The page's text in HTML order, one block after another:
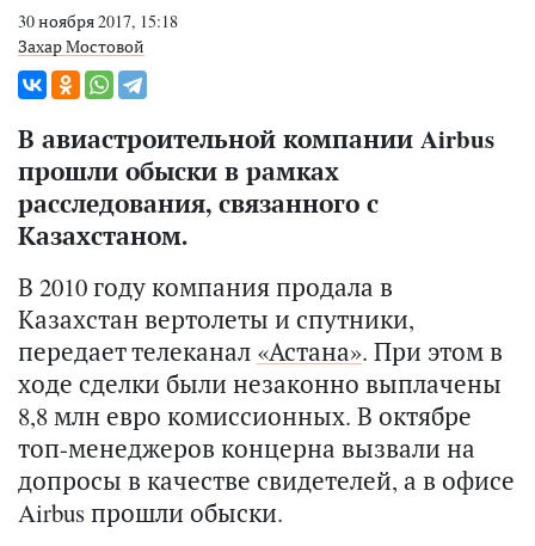
30 ноября 2017, 15:18
Захар Мостовой
В авиастроительной компании Airbus
прошли обыски в рамках
расследования, связанного с
Казахстаном.
В 2010 году компания продала в
Казахстан вертолеты и спутники,
передает телеканал «Астана». При этом в
ходе сделки были незаконно выплачены
8,8 млн евро комиссионных. В октябре
топ-менеджеров концерна вызвали на
допросы в качестве свидетелей, а в офисе
Airbusпрошли обыски.